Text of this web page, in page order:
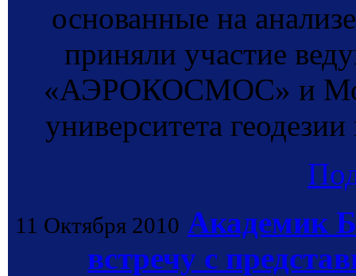
основанные на
приняли участие
«АЭРОКОСМОС» и
университета
11 Октября 2010 Академик
встречу с